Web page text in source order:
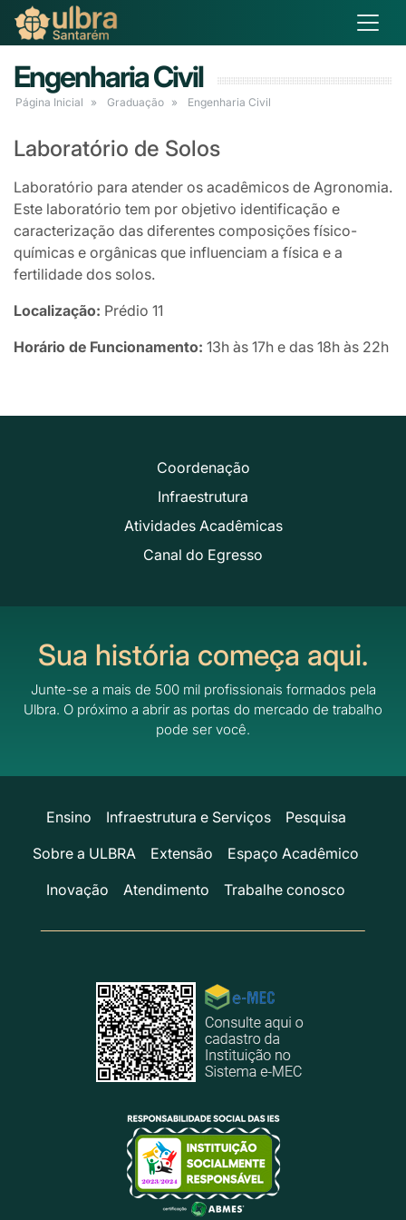
Engenharia Civil
Página Inicial Graduação Engenharia Civil
Laboratório de Solos
Laboratório para atender os acadêmicos de Agronomia.
Este laboratório tem por objetivo identificação e
caracterização das diferentes composições físico-
químicas e orgânicas que influenciam a física e a
fertilidade dos solos.
Localização: Prédio 11
Horário de Funcionamento: 13h às 17h e das 18h às 22h
Coordenação
Infraestrutura
Atividades Acadêmicas
Canal do Egresso
Sua história começa aqui.
Junte-se a mais de 500 mil profissionais formados pela
Ulbra. O próximo a abrir as portas do mercado de trabalho
pode ser você.
Ensino Infraestrutura e Serviços
Pesquisa
Sobre a ULBRA
Extensão
Espaço Acadêmico
Inovação
Atendimento Trabalhe conosco